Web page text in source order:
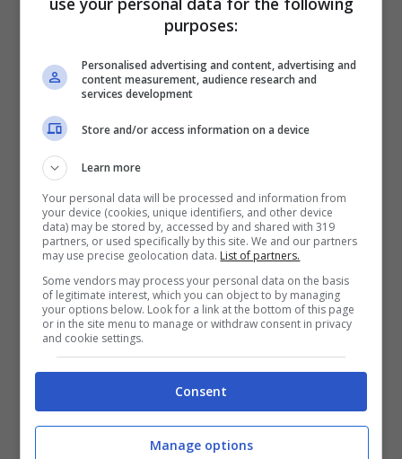
Nel documento si devono indicare ilPaese
, le modalità di viaggio e i
mezzi di trasportoutilizzati e infine le
propriecondizioni di salute
no al Covid-19.
Leggi anche –>
per viaggiare in sicurezza in questo
periodo
purposes:
Personalised advertising and content, advertising and
content measurement, audience research and
services development
Store and/or access information on a device
Learn more
Your personal data will be processed and information from
your device (cookies, unique identifiers, and other device
data) may be stored by, accessed by and shared with 319
partners, or used specifically by this site. We and our partners
may use precise geolocation data. List of partners.
Some vendors may process your personal data on the basis
of legitimate interest, which you can object to by managing
your options below. Look for a link at the bottom of this page
or in the site menu to manage or withdraw consent in privacy
and cookie settings.
Consent
Manage options